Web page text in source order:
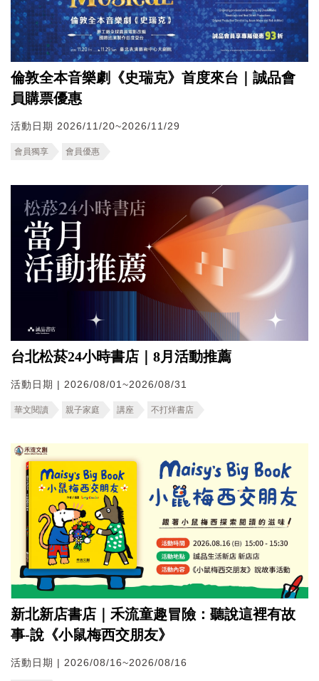
倫敦全本音樂劇《史瑞克》首度來台｜誠品會
員購票優惠
活動日期 2026/11/20~2026/11/29
會員獨享 會員優惠
台北松菸24小時書店｜8月活動推薦
活動日期 | 2026/08/01~2026/08/31
華文閱讀 親子家庭 講座 不打烊書店
新北新店書店｜禾流童趣冒險：聽說這裡有故
事-說《小鼠梅西交朋友》
活動日期 | 2026/08/16~2026/08/16